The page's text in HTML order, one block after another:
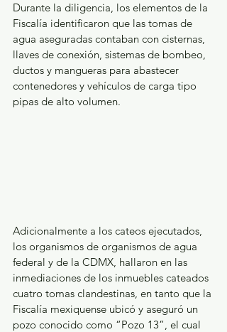
Durante la diligencia, los elementos de la
Fiscalía identificaron que las tomas de
agua aseguradas contaban con cisternas,
llaves de conexión, sistemas de bombeo,
ductos y mangueras para abastecer
contenedores y vehículos de carga tipo
pipas de alto volumen.
Adicionalmente a los cateos ejecutados,
los organismos de organismos de agua
federal y de la CDMX, hallaron en las
inmediaciones de los inmuebles cateados
cuatro tomas clandestinas, en tanto que la
Fiscalía mexiquense ubicó y aseguró un
pozo conocido como “Pozo 13”, el cual